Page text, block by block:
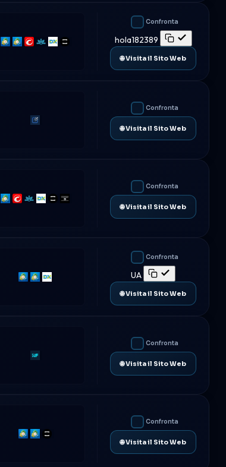
MT4MT5cTrader
Match-
DXtrade
TradeLocker
Confronta
hola182389
🌐 Visita il Sito Web
Traderevolution
Confronta
🌐 Visita il Sito Web
MT5cTrader
Match-
DXtrade
TradeLocker
Platform5
Confronta
🌐 Visita il Sito Web
MT4MT5DXtrade
Confronta
UA
🌐 Visita il Sito Web
Rf-
Confronta
🌐 Visita il Sito Web
MT4MT5TradeLocker
Confronta
🌐 Visita il Sito Web